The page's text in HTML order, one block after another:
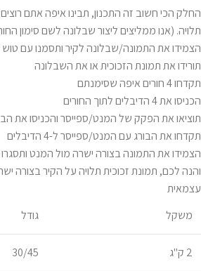
החלק הכי חשוב זה התכנון, תבינו איפה אתם
תלויה. (אנו ממליצים ליצור שבלונה לשם סימון
הצמידו את התמונה/שבלונה לקיר ותסמנו עם טוש
תורידו את תמונת הזכוכית או את השבלונה
תקדחו 4 חורים איפה שסימנתם
הכניסו את 4 הדיבלים לתוך החורים
תוציאו את הפקק של המנט/ספייסר והכניסו את
תקדחו את הבורג עם המנט/ספייסר ל-4 הדיבלים
הצמידו את התמונה בצורה ישרה מול המנט
והנה לכם, תמונת זכוכית תלויה על הקיר בצורה
עצמאית
משקל
גודל
2 ק"ג 30/45